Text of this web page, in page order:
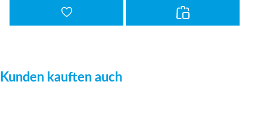
Produktgalerie überspringen
Kunden kauften auch